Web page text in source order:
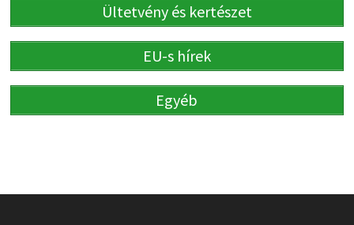
Ültetvény és kertészet
EU-s hírek
Egyéb